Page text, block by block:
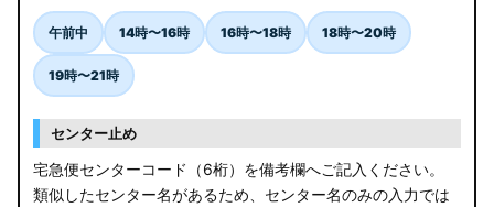
午前中 14時〜16時 16時〜18時 18時〜20時
19時〜21時
センター止め
宅急便センターコード（6桁）を備考欄へご記入ください。
類似したセンター名があるため、センター名のみの入力では